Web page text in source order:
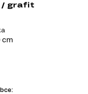
/ grafit
cm